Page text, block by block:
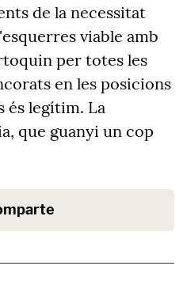
de la necessitat
viable amb
per totes les
en les posicions
és legítim. La
que guanyi un cop